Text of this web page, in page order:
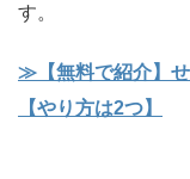
す。
≫【無料で紹介】
【やり方は2つ】